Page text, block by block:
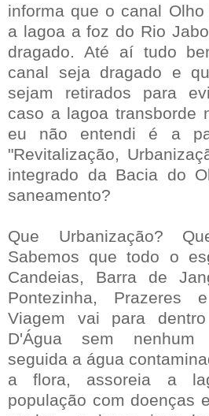
informa que o canal
a lagoa a foz do Rio
dragado. Até aí tudo
canal seja dragado e
sejam retirados para
caso a lagoa transborde
eu não entendi é a
"Revitalização,
integrado da Bacia do
saneamento?
Que Urbanização?
Sabemos que todo o
Candeias, Barra de
Pontezinha,
Viagem vai para
D'Água sem nenhum
seguida a água
a flora, assoreia a
população com doenças